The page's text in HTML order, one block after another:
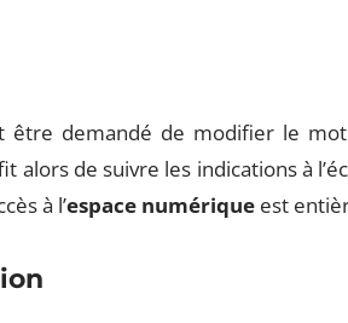
être demandé de modifier le
alors de suivre les indications à
à l’espace numérique est